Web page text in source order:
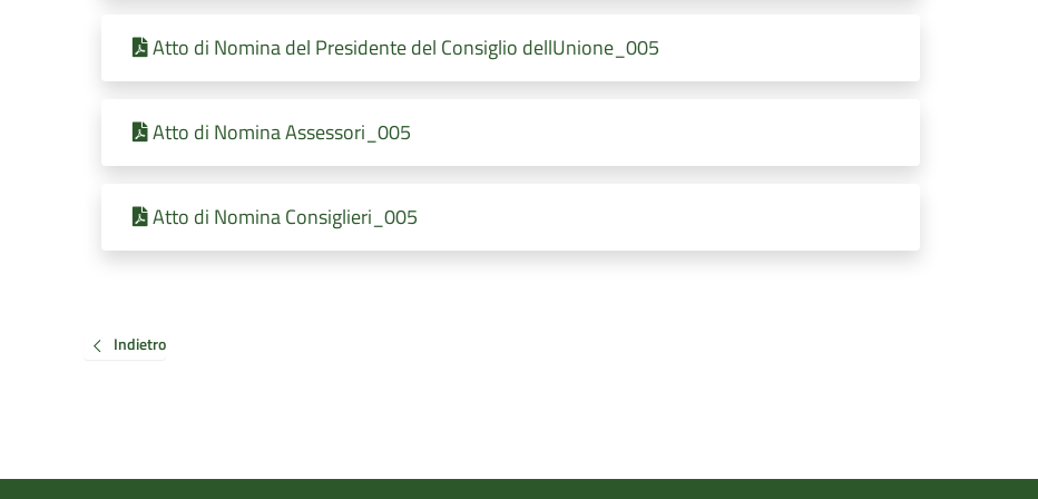
Atto di Nomina del Presidente del Consiglio dellUnione_005
Atto di Nomina Assessori_005
Atto di Nomina Consiglieri_005
Indietro